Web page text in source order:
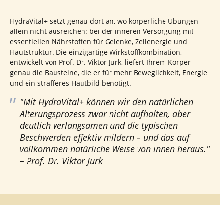
HydraVital+ setzt genau dort an, wo körperliche Übungen
allein nicht ausreichen: bei der inneren Versorgung mit
essentiellen Nährstoffen für Gelenke, Zellenergie und
Hautstruktur. Die einzigartige Wirkstoffkombination,
entwickelt von Prof. Dr. Viktor Jurk, liefert Ihrem Körper
genau die Bausteine, die er für mehr Beweglichkeit, Energie
und ein strafferes Hautbild benötigt.
"Mit HydraVital+ können wir den natürlichen
Alterungsprozess zwar nicht aufhalten, aber
deutlich verlangsamen und die typischen
Beschwerden effektiv mildern – und das auf
vollkommen natürliche Weise von innen heraus."
– Prof. Dr. Viktor Jurk